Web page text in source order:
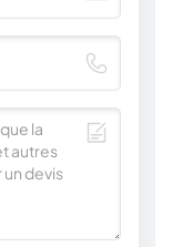
de
: le
de